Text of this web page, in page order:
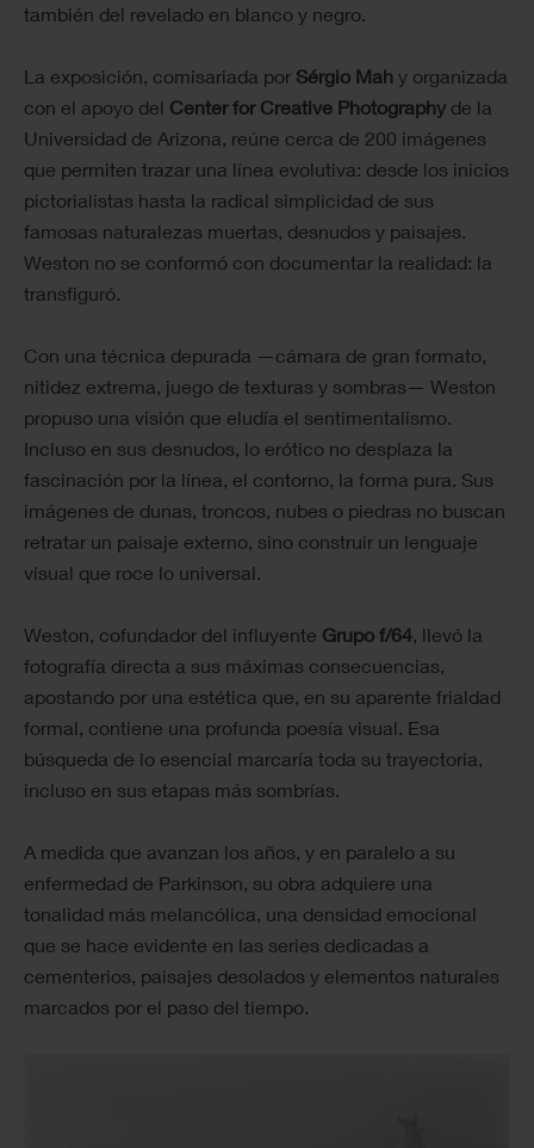
también del revelado en blanco y negro.
La exposición, comisariada por Sérgio Mah y organizada
con el apoyo del Center for Creative Photography de la
Universidad de Arizona, reúne cerca de 200 imágenes
que permiten trazar una línea evolutiva: desde los inicios
pictorialistas hasta la radical simplicidad de sus
famosas naturalezas muertas, desnudos y paisajes.
Weston no se conformó con documentar la realidad: la
transfiguró.
Con una técnica depurada —cámara de gran formato,
nitidez extrema, juego de texturas y sombras— Weston
propuso una visión que eludía el sentimentalismo.
Incluso en sus desnudos, lo erótico no desplaza la
fascinación por la línea, el contorno, la forma pura. Sus
imágenes de dunas, troncos, nubes o piedras no buscan
retratar un paisaje externo, sino construir un lenguaje
visual que roce lo universal.
Weston, cofundador del influyente Grupo f/64 , llevó la
fotografía directa a sus máximas consecuencias,
apostando por una estética que, en su aparente frialdad
formal, contiene una profunda poesía visual. Esa
búsqueda de lo esencial marcaría toda su trayectoria,
incluso en sus etapas más sombrías.
A medida que avanzan los años, y en paralelo a su
enfermedad de Parkinson, su obra adquiere una
tonalidad más melancólica, una densidad emocional
que se hace evidente en las series dedicadas a
cementerios, paisajes desolados y elementos naturales
marcados por el paso del tiempo.